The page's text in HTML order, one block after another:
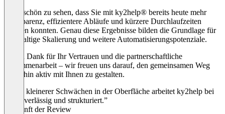
Es ist schön zu sehen, dass Sie mit ky2help® bereits heute mehr
Transparenz, effizientere Abläufe und kürzere Durchlaufzeiten
erzielen konnten. Genau diese Ergebnisse bilden die Grundlage für
nachhaltige Skalierung und weitere Automatisierungspotenziale.
Vielen Dank für Ihr Vertrauen und die partnerschaftliche
Zusammenarbeit – wir freuen uns darauf, den gemeinsamen Weg
weiterhin aktiv mit Ihnen zu gestalten.
“Trotz kleinerer Schwächen in der Oberfläche arbeitet ky2help bei
mir zuverlässig und strukturiert.”
Herkunft der Review